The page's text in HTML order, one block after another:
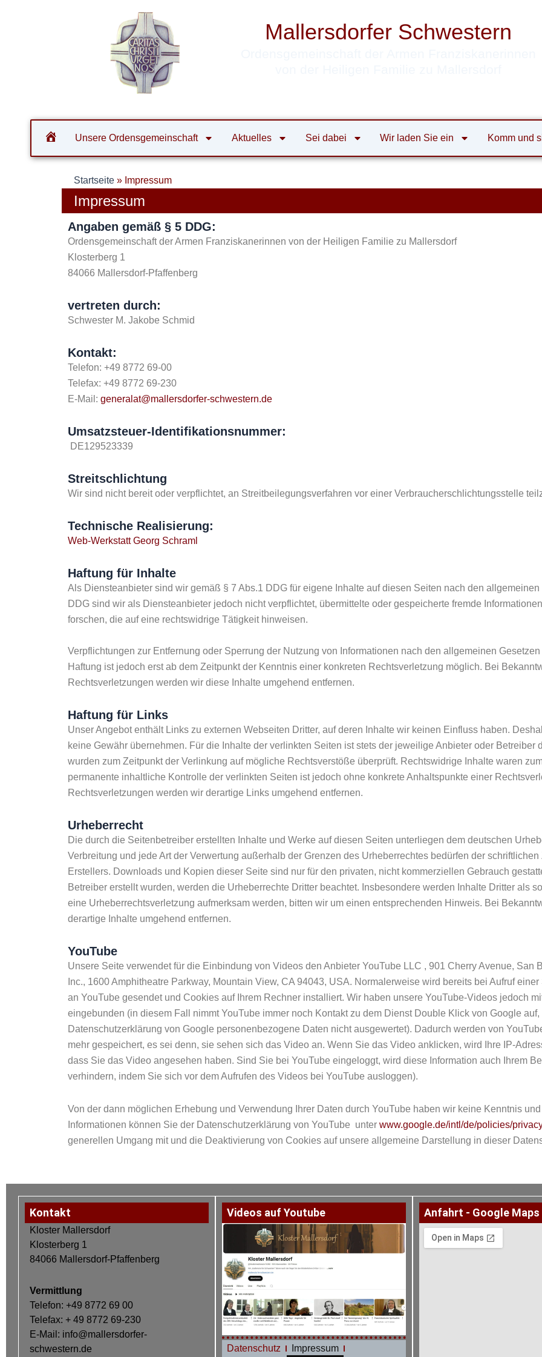
Mallersdorfer Schwestern
Unsere Ordensgemeinschaft Aktuelles Sei dabei Wir laden Sie ein Komm und
Startseite » Impressum
Impressum
Angaben gemäß § 5 DDG:
Ordensgemeinschaft der Armen Franziskanerinnen von der Heiligen Familie zu Mallersdorf
Klosterberg 1
84066 Mallersdorf-Pfaffenberg
vertreten durch:
Schwester M. Jakobe Schmid
Kontakt:
Telefon: +49 8772 69-00
Telefax: +49 8772 69-230
E-Mail: generalat@mallersdorfer-schwestern.de
Umsatzsteuer-Identifikationsnummer:
DE129523339
Streitschlichtung
Wir sind nicht bereit oder verpflichtet, an Streitbeilegungsverfahren vor einer Verbraucherschlichtungsstelle
Technische Realisierung:
Web-Werkstatt Georg Schraml
Haftung für Inhalte
Als Diensteanbieter sind wir gemäß § 7 Abs.1 DDG für eigene Inhalte auf diesen Seiten nach den
DDG sind wir als Diensteanbieter jedoch nicht verpflichtet, übermittelte oder gespeicherte fremde
forschen, die auf eine rechtswidrige Tätigkeit hinweisen.
Verpflichtungen zur Entfernung oder Sperrung der Nutzung von Informationen nach den allgemeinen
Haftung ist jedoch erst ab dem Zeitpunkt der Kenntnis einer konkreten Rechtsverletzung möglich. Bei
Rechtsverletzungen werden wir diese Inhalte umgehend entfernen.
Haftung für Links
Unser Angebot enthält Links zu externen Webseiten Dritter, auf deren Inhalte wir keinen Einfluss haben.
keine Gewähr übernehmen. Für die Inhalte der verlinkten Seiten ist stets der jeweilige Anbieter oder
wurden zum Zeitpunkt der Verlinkung auf mögliche Rechtsverstöße überprüft. Rechtswidrige Inhalte waren
permanente inhaltliche Kontrolle der verlinkten Seiten ist jedoch ohne konkrete Anhaltspunkte einer
Rechtsverletzungen werden wir derartige Links umgehend entfernen.
Urheberrecht
Die durch die Seitenbetreiber erstellten Inhalte und Werke auf diesen Seiten unterliegen dem deutschen
Verbreitung und jede Art der Verwertung außerhalb der Grenzen des Urheberrechtes bedürfen der
Erstellers. Downloads und Kopien dieser Seite sind nur für den privaten, nicht kommerziellen Gebrauch
Betreiber erstellt wurden, werden die Urheberrechte Dritter beachtet. Insbesondere werden Inhalte Dritter als
eine Urheberrechtsverletzung aufmerksam werden, bitten wir um einen entsprechenden Hinweis. Bei
derartige Inhalte umgehend entfernen.
YouTube
Unsere Seite verwendet für die Einbindung von Videos den Anbieter YouTube LLC , 901 Cherry Avenue, San
Inc., 1600 Amphitheatre Parkway, Mountain View, CA 94043, USA. Normalerweise wird bereits bei Aufruf
an YouTube gesendet und Cookies auf Ihrem Rechner installiert. Wir haben unsere YouTube-Videos jedoch
eingebunden (in diesem Fall nimmt YouTube immer noch Kontakt zu dem Dienst Double Klick von Google
Datenschutzerklärung von Google personenbezogene Daten nicht ausgewertet). Dadurch werden von
mehr gespeichert, es sei denn, sie sehen sich das Video an. Wenn Sie das Video anklicken, wird Ihre IP-
dass Sie das Video angesehen haben. Sind Sie bei YouTube eingeloggt, wird diese Information auch Ihrem
verhindern, indem Sie sich vor dem Aufrufen des Videos bei YouTube ausloggen).
Von der dann möglichen Erhebung und Verwendung Ihrer Daten durch YouTube haben wir keine Kenntnis
Informationen können Sie der Datenschutzerklärung von YouTube unter www.google.de/intl/de/policies/
generellen Umgang mit und die Deaktivierung von Cookies auf unsere allgemeine Darstellung in dieser
Kontakt
Kloster Mallersdorf
Klosterberg 1
84066 Mallersdorf-Pfaffenberg
Vermittlung
Telefon: +49 8772 69 00
Telefax: + 49 8772 69-230
E-Mail: info@mallersdorfer-
schwestern.de
Videos auf Youtube
Datenschutz Impressum
Anfahrt - Google Maps